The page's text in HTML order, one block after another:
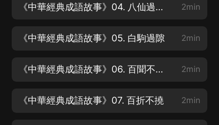
《中華經典成語故事》04. 八仙過海，各顯神通 2min
《中華經典成語故事》05. 白駒過隙 2min
《中華經典成語故事》06. 百聞不如一見 2min
《中華經典成語故事》07. 百折不撓 2min